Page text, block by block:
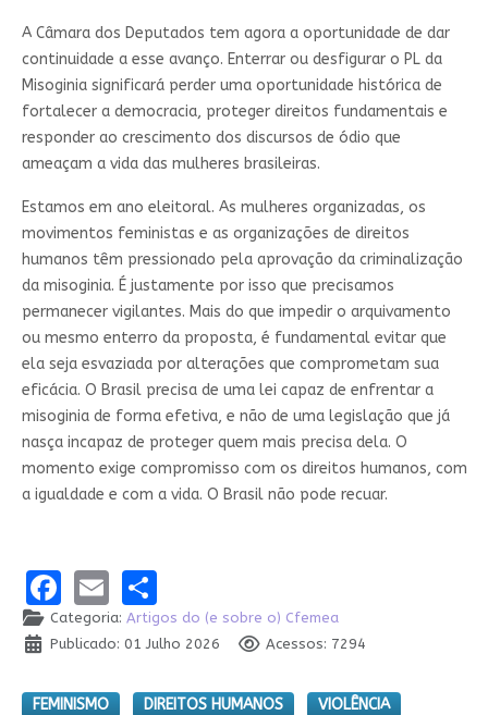
A Câmara dos Deputados tem agora a oportunidade de dar
continuidade a esse avanço. Enterrar ou desfigurar o PL da
Misoginia significará perder uma oportunidade histórica de
fortalecer a democracia, proteger direitos fundamentais e
responder ao crescimento dos discursos de ódio que
ameaçam a vida das mulheres brasileiras.
Estamos em ano eleitoral. As mulheres organizadas, os
movimentos feministas e as organizações de direitos
humanos têm pressionado pela aprovação da criminalização
da misoginia. É justamente por isso que precisamos
permanecer vigilantes. Mais do que impedir o arquivamento
ou mesmo enterro da proposta, é fundamental evitar que
ela seja esvaziada por alterações que comprometam sua
eficácia. O Brasil precisa de uma lei capaz de enfrentar a
misoginia de forma efetiva, e não de uma legislação que já
nasça incapaz de proteger quem mais precisa dela. O
momento exige compromisso com os direitos humanos, com
a igualdade e com a vida. O Brasil não pode recuar.
Facebook
EmailShare
Categoria: Artigos do (e sobre o) Cfemea
Publicado: 01 Julho 2026
Acessos: 7294
FEMINISMO DIREITOS HUMANOS
VIOLÊNCIA